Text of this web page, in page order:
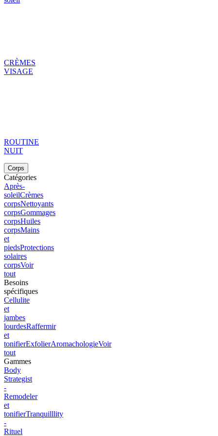
CRÈMES
VISAGE
ROUTINE
NUIT
Corps
Catégories
Après-
soleilCrèmes
corpsNettoyants
corpsGommages
corpsHuiles
corpsMains
et
piedsProtections
solaires
corpsVoir
tout
Besoins
spécifiques
Cellulite
et
jambes
lourdesRaffermir
et
tonifierExfolierAromachologieVoir
tout
Gammes
Body
Strategist
-
Remodeler
et
tonifierTranquilllity
-
Rituel